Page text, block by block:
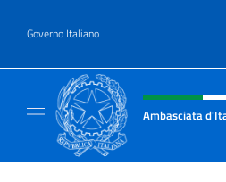
Governo Italiano
Intestazione sito,
Ambasciata